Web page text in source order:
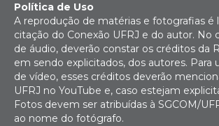
Política de Uso
A reprodução de matérias e fotografias é
citação do Conexão UFRJ e do autor. No
de áudio, deverão constar os créditos da
em sendo explicitados, dos autores. Para
de vídeo, esses créditos deverão
UFRJ no YouTube e, caso estejam
Fotos devem ser atribuídas à SGCOM/
ao nome do fotógrafo.